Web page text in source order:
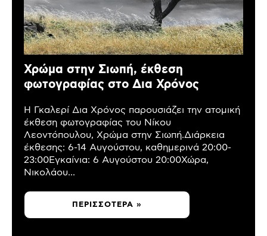
Χρώμα στην Σιωπή, έκθεση
φωτογραφίας στο Δια Χρόνος
Η Γκαλερί Δια Χρόνος παρουσιάζει την ατομική
έκθεση φωτογραφίας του Νίκου
Λεοντόπουλου, Χρώμα στην Σιωπή.Διάρκεια
έκθεσης: 6-14 Αυγούστου, καθημερινά 20:00-
23:00Εγκαίνια: 6 Αυγούστου 20:00Χώρα,
Νικολάου...
ΠΕΡΙΣΣΌΤΕΡΑ »